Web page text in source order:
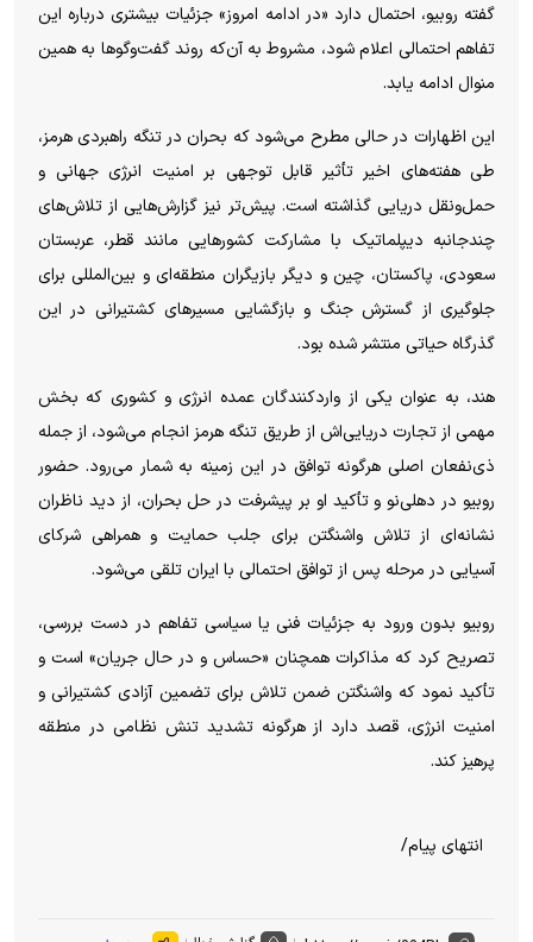
گفته روبیو، احتمال دارد «در ادامه امروز» جزئیات بیشتری درباره این
تفاهم احتمالی اعلام شود، مشروط به آن‌که روند گفت‌و‌گو‌ها به همین
منوال ادامه یابد.
این اظهارات در حالی مطرح می‌شود که بحران در تنگه راهبردی هرمز،
طی هفته‌های اخیر تأثیر قابل توجهی بر امنیت انرژی جهانی و
حمل‌ونقل دریایی گذاشته است. پیش‌تر نیز گزارش‌هایی از تلاش‌های
چندجانبه دیپلماتیک با مشارکت کشور‌هایی مانند قطر، عربستان
سعودی، پاکستان، چین و دیگر بازیگران منطقه‌ای و بین‌المللی برای
جلوگیری از گسترش جنگ و بازگشایی مسیر‌های کشتیرانی در این
گذرگاه حیاتی منتشر شده بود.
هند، به عنوان یکی از واردکنندگان عمده انرژی و کشوری که بخش
مهمی از تجارت دریایی‌اش از طریق تنگه هرمز انجام می‌شود، از جمله
ذی‌نفعان اصلی هرگونه توافق در این زمینه به شمار می‌رود. حضور
روبیو در دهلی‌نو و تأکید او بر پیشرفت در حل بحران، از دید ناظران
نشانه‌ای از تلاش واشنگتن برای جلب حمایت و همراهی شرکای
آسیایی در مرحله پس از توافق احتمالی با ایران تلقی می‌شود.
روبیو بدون ورود به جزئیات فنی یا سیاسی تفاهم در دست بررسی،
تصریح کرد که مذاکرات همچنان «حساس و در حال جریان» است و
تأکید نمود که واشنگتن ضمن تلاش برای تضمین آزادی کشتیرانی و
امنیت انرژی، قصد دارد از هرگونه تشدید تنش نظامی در منطقه
پرهیز کند.
انتهای پیام/